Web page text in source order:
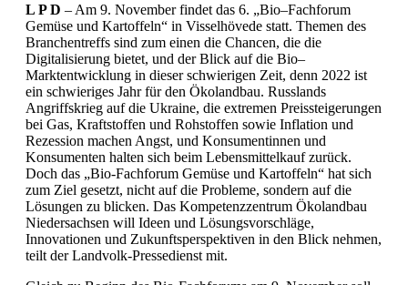
L P D – Am 9. November findet das 6. „Bio–Fachforum
Gemüse und Kartoffeln“ in Visselhövede statt. Themen des
Branchentreffs sind zum einen die Chancen, die die
Digitalisierung bietet, und der Blick auf die Bio–
Marktentwicklung in dieser schwierigen Zeit, denn 2022 ist
ein schwieriges Jahr für den Ökolandbau. Russlands
Angriffskrieg auf die Ukraine, die extremen Preissteigerungen
bei Gas, Kraftstoffen und Rohstoffen sowie Inflation und
Rezession machen Angst, und Konsumentinnen und
Konsumenten halten sich beim Lebensmittelkauf zurück.
Doch das „Bio-Fachforum Gemüse und Kartoffeln“ hat sich
zum Ziel gesetzt, nicht auf die Probleme, sondern auf die
Lösungen zu blicken. Das Kompetenzzentrum Ökolandbau
Niedersachsen will Ideen und Lösungsvorschläge,
Innovationen und Zukunftsperspektiven in den Blick nehmen,
teilt der Landvolk-Pressedienst mit.